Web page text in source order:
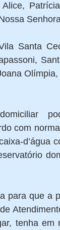
Santa
com
d’água
para que a
tenha